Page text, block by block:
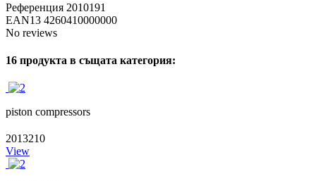
Референция 2010191
EAN13 4260410000000
No reviews
16 продукта в същата категория:
piston compressors
2013210
View